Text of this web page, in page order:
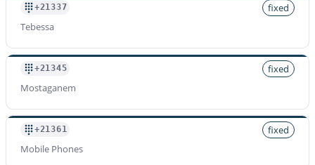
+21337
fixed
Tebessa
+21345
fixed
Mostaganem
+21361
fixed
Mobile Phones